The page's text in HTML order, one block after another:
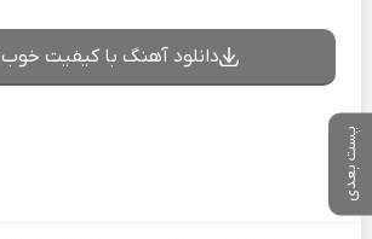
پست بعدی
دانلود آهنگ با کیفیت خوب 128